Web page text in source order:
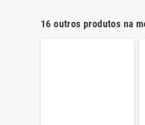
16 outros produtos na